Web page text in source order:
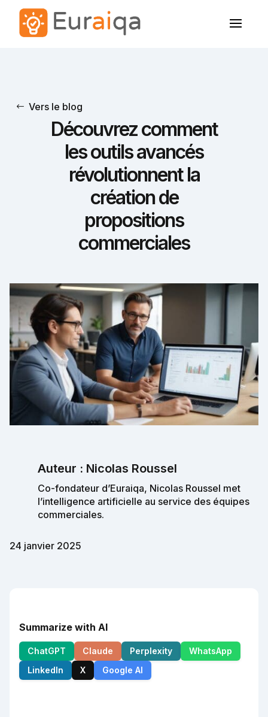
Vers le blog
Découvrez comment
les outils avancés
révolutionnent la
création de
propositions
commerciales
Auteur : Nicolas Roussel
Co-fondateur d’Euraiqa, Nicolas Roussel met
l’intelligence artificielle au service des équipes
commerciales.
24 janvier 2025
Summarize with AI
ChatGPT Claude Perplexity
WhatsApp
LinkedIn
X Google AI